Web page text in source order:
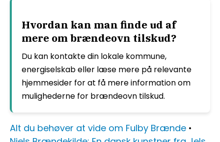
Hvordan kan man finde ud af
mere om brændeovn tilskud?
Du kan kontakte din lokale kommune,
energiselskab eller læse mere på relevante
hjemmesider for at få mere information om
mulighederne for brændeovn tilskud.
Alt du behøver at vide om Fulby Brænde •